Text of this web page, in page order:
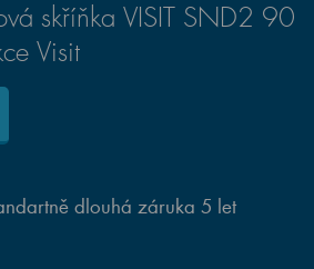
skříňka VISIT SND2 90
Visit
dlouhá záruka 5 let